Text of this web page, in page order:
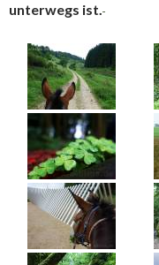
unterwegs ist.